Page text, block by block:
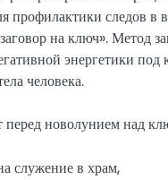
профилактики следов в
на ключ». Метод
энергетики под
человека.
перед новолунием над
служение в храм,